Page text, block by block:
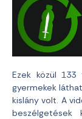
Ezek közül
gyermekek
kislány volt. A
beszélgetések